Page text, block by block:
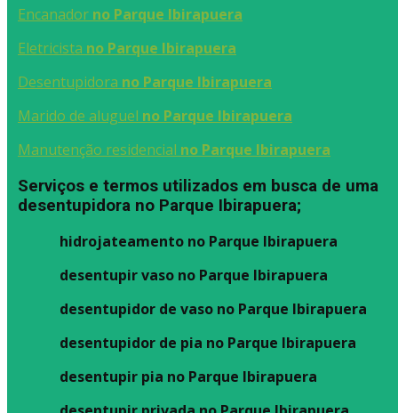
Encanador no Parque Ibirapuera
Eletricista no Parque Ibirapuera
Desentupidora no Parque Ibirapuera
Marido de aluguel no Parque Ibirapuera
Manutenção residencial no Parque Ibirapuera
Serviços e termos utilizados em busca de uma
desentupidora no Parque Ibirapuera;
hidrojateamento no Parque Ibirapuera
desentupir vaso no Parque Ibirapuera
desentupidor de vaso no Parque Ibirapuera
desentupidor de pia no Parque Ibirapuera
desentupir pia no Parque Ibirapuera